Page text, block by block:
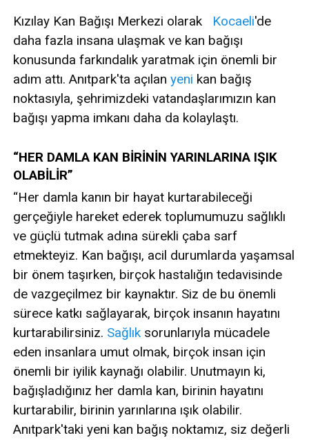
Kızılay Kan Bağışı Merkezi olarak Kocaeli'de
daha fazla insana ulaşmak ve kan bağışı
konusunda farkındalık yaratmak için önemli bir
adım attı. Anıtpark'ta açılan yeni kan bağış
noktasıyla, şehrimizdeki vatandaşlarımızın kan
bağışı yapma imkanı daha da kolaylaştı.
“HER DAMLA KAN BİRİNİN YARINLARINA IŞIK
OLABİLİR”
“Her damla kanın bir hayat kurtarabileceği
gerçeğiyle hareket ederek toplumumuzu sağlıklı
ve güçlü tutmak adına sürekli çaba sarf
etmekteyiz. Kan bağışı, acil durumlarda yaşamsal
bir önem taşırken, birçok hastalığın tedavisinde
de vazgeçilmez bir kaynaktır. Siz de bu önemli
sürece katkı sağlayarak, birçok insanın hayatını
kurtarabilirsiniz. Sağlık sorunlarıyla mücadele
eden insanlara umut olmak, birçok insan için
önemli bir iyilik kaynağı olabilir. Unutmayın ki,
bağışladığınız her damla kan, birinin hayatını
kurtarabilir, birinin yarınlarına ışık olabilir.
Anıtpark'taki yeni kan bağış noktamız, siz değerli